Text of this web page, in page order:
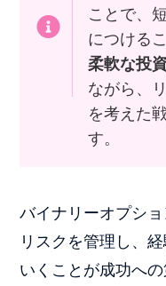
ことで、
につける
柔軟な投
ながら、
を考えた
す。
バイナリーオプシ
リスクを管理し、
いくことが成功への